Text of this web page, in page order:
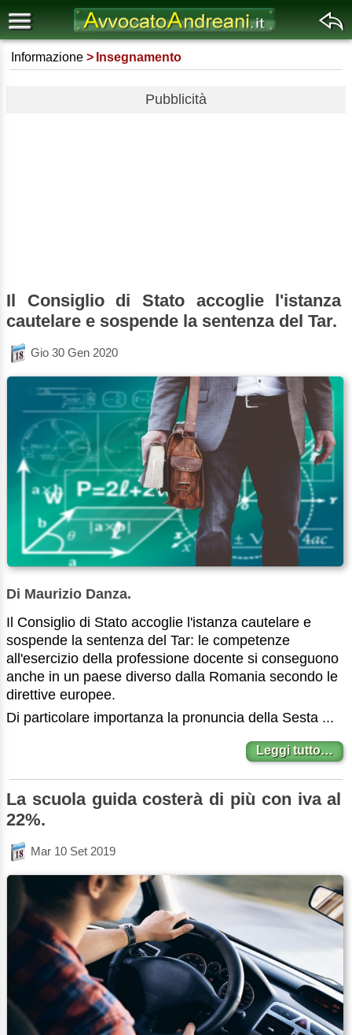
Informazione Insegnamento
Pubblicità
Il Consiglio di Stato accoglie l'istanza
cautelare e sospende la sentenza del Tar.
Gio 30 Gen 2020
Di Maurizio Danza.
Il Consiglio di Stato accoglie l'istanza cautelare e
sospende la sentenza del Tar: le competenze
all'esercizio della professione docente si conseguono
anche in un paese diverso dalla Romania secondo le
direttive europee.
Di particolare importanza la pronuncia della Sesta ...
Leggi tutto…
La scuola guida costerà di più con iva al
22%.
Mar 10 Set 2019